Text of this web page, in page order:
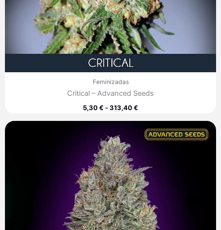
Feminizadas
Critical – Advanced Seeds
5,30€-313,40€
de
precios:
hasta
313,40 €